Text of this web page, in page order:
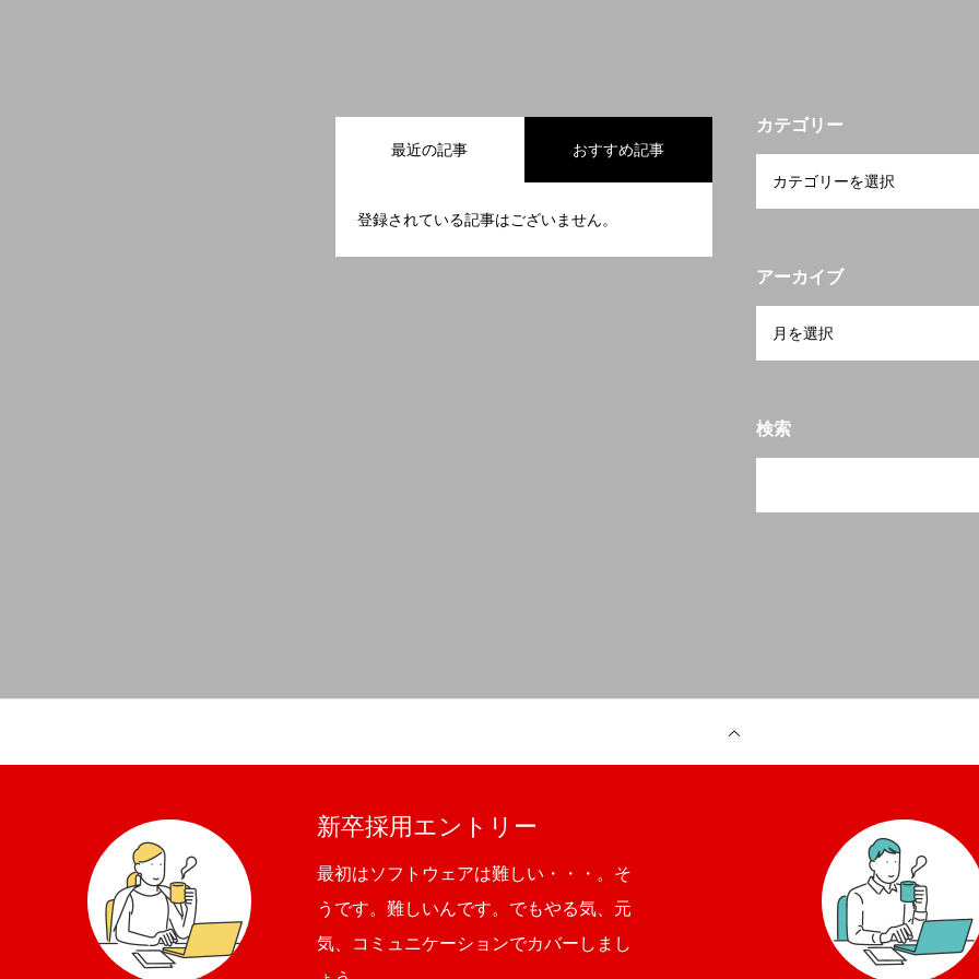
最近の記事 おすすめ記事
登録されている記事はございません。
カテゴリー
アーカイブ
検索
新卒採用エントリー
最初はソフトウェアは難しい・・・。そ
うです。難しいんです。でもやる気、元
気、コミュニケーションでカバーしまし